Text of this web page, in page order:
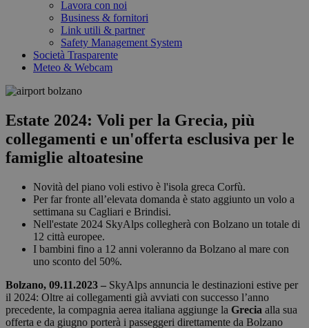
Lavora con noi
Business & fornitori
Link utili & partner
Safety Management System
Società Trasparente
Meteo & Webcam
Estate 2024: Voli per la Grecia, più
collegamenti e un'offerta esclusiva per le
famiglie altoatesine
Novità del piano voli estivo è l'isola greca Corfù.
Per far fronte all’elevata domanda è stato aggiunto un volo a
settimana su Cagliari e Brindisi.
Nell'estate 2024 SkyAlps collegherà con Bolzano un totale di
12 città europee.
I bambini fino a 12 anni voleranno da Bolzano al mare con
uno sconto del 50%.
Bolzano, 09.11.2023 – SkyAlps annuncia le destinazioni estive per
il 2024: Oltre ai collegamenti già avviati con successo l’anno
precedente, la compagnia aerea italiana aggiunge la Grecia alla sua
offerta e da giugno porterà i passeggeri direttamente da Bolzano